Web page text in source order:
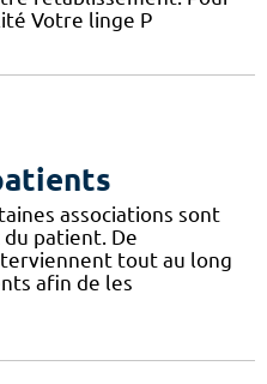
Votre linge P
associations sont
patient. De
tout au long
afin de les